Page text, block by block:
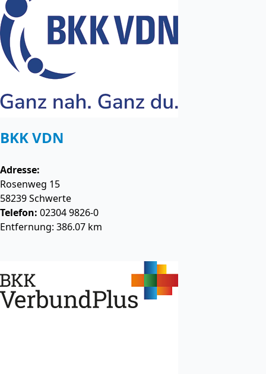
BKK VDN
Adresse:
Rosenweg 15
58239Schwerte
Telefon: 02304 9826-0
Entfernung: 386.07 km